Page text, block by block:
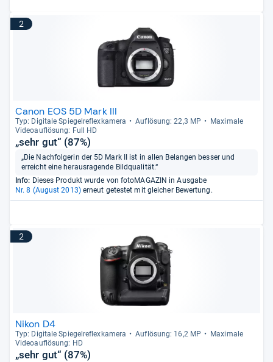
2
Canon EOS 5D Mark III
Typ: Digi­tale Spie­gel­re­flex­ka­mera Auf­lö­sung: 22,3 MP
Maxi­male
Videoauf­lö­sung: Full HD
„sehr gut“ (87%)
„Die Nachfolgerin der 5D Mark II ist in allen Belangen besser und
erreicht eine herausragende Bildqualität.“
Info: Dieses Produkt wurde von fotoMAGAZIN in Ausgabe
Nr. 8 (August 2013)erneut getestet mit gleicher Bewertung.
2
Nikon D4
Typ: Digi­tale Spie­gel­re­flex­ka­mera Auf­lö­sung: 16,2 MP
Maxi­male
Videoauf­lö­sung: HD
„sehr gut“ (87%)